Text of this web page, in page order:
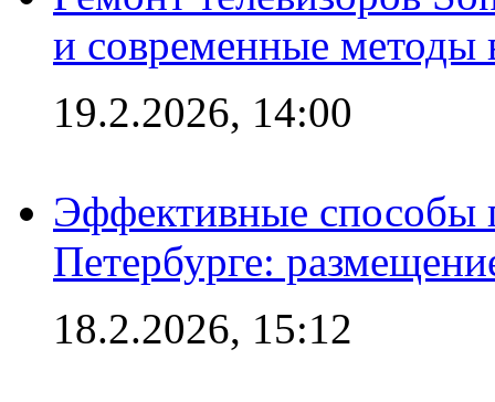
и современные методы
19.2.2026, 14:00
Эффективные способы
Петербурге:
18.2.2026, 15:12